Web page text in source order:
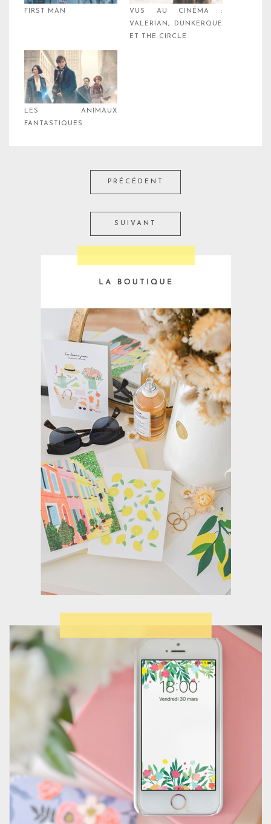
FIRST MAN
VUS AU CINÉMA :
VALERIAN, DUNKERQUE
ET THE CIRCLE
LES ANIMAUX
FANTASTIQUES
PRÉCÉDENT
SUIVANT